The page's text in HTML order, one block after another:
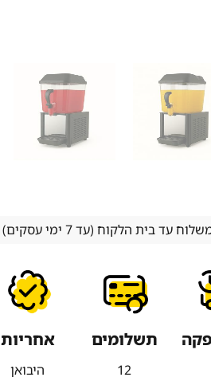
עד בית הלקוח (עד 7 ימי עסקים) 40 ש''ח
תשלומים
12
אחריות
היבואן